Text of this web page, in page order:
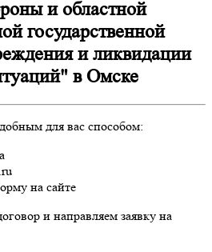
и областной
государственной
и ликвидации
в Омске
для вас способом:
на сайте
и направляем заявку на